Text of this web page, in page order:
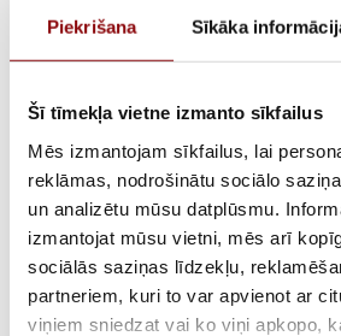
Piekrišana Sīkāka
Šī tīmekļa vietne izmanto sīkfailus
Mēs izmantojam sīkfailus, lai
reklāmas, nodrošinātu sociālo
un analizētu mūsu datplūsmu.
izmantojat mūsu vietni, mēs arī
sociālās saziņas līdzekļu,
partneriem, kuri to var apvienot ar
viņiem sniedzat vai ko viņi apkopo,
Temperatūras
31101022101